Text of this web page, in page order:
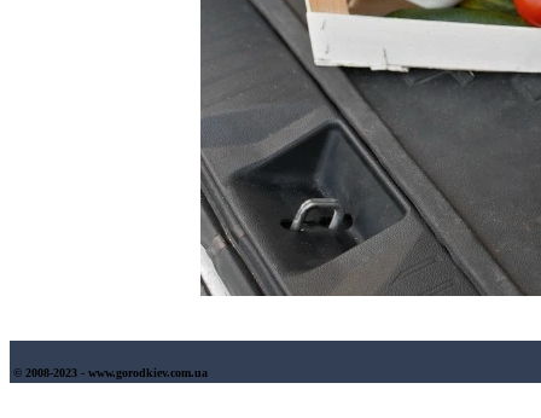
© 2008-2023 - www.gorodkiev.com.ua